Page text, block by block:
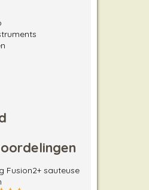
Fusion2+ sauteuse